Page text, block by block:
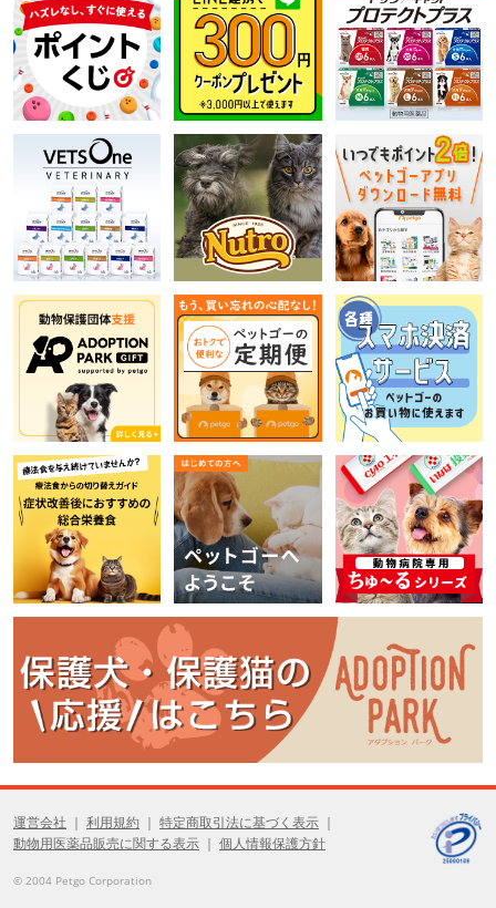
運営会社 利用規約
特定商取引法に基づく表示
動物用医薬品販売に関する表示
個人情報保護方針
© 2004 Petgo Corporation